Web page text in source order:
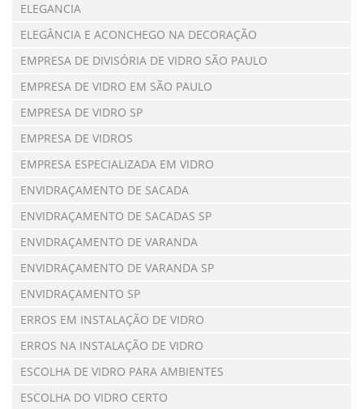
ELEGANCIA
ELEGÂNCIA E ACONCHEGO NA DECORAÇÃO
EMPRESA DE DIVISÓRIA DE VIDRO SÃO PAULO
EMPRESA DE VIDRO EM SÃO PAULO
EMPRESA DE VIDRO SP
EMPRESA DE VIDROS
EMPRESA ESPECIALIZADA EM VIDRO
ENVIDRAÇAMENTO DE SACADA
ENVIDRAÇAMENTO DE SACADAS SP
ENVIDRAÇAMENTO DE VARANDA
ENVIDRAÇAMENTO DE VARANDA SP
ENVIDRAÇAMENTO SP
ERROS EM INSTALAÇÃO DE VIDRO
ERROS NA INSTALAÇÃO DE VIDRO
ESCOLHA DE VIDRO PARA AMBIENTES
ESCOLHA DO VIDRO CERTO